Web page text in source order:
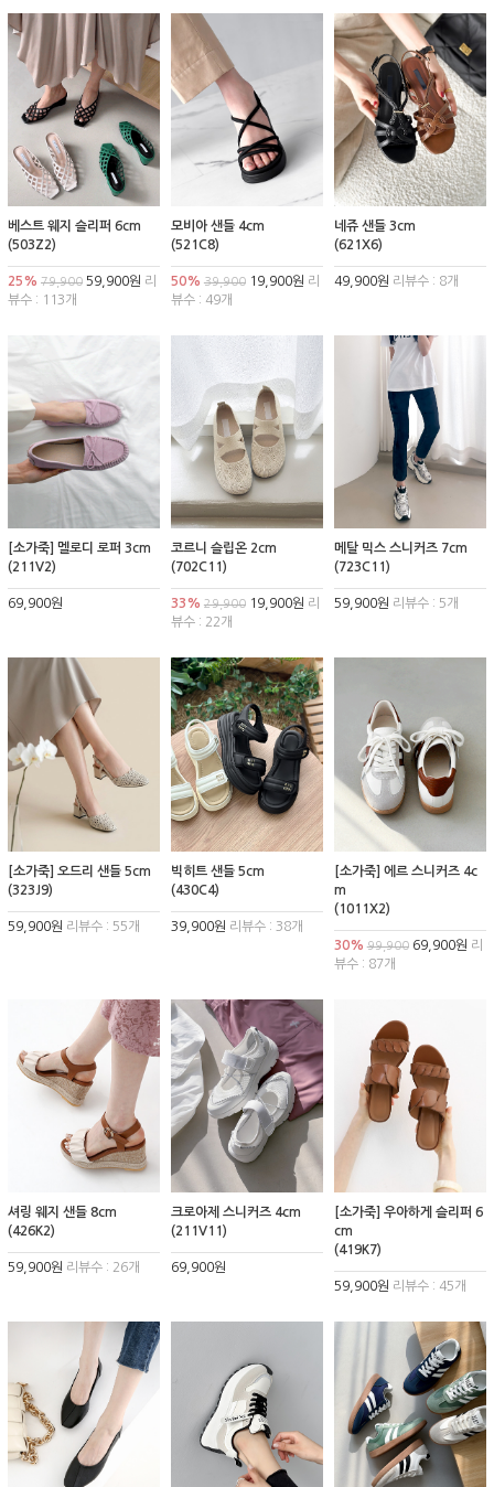
베스트 웨지 슬리퍼 6cm
(503Z2)
25% 79,900 59,900원 리
뷰수 : 113개
모비아 샌들 4cm
(521C8)
50% 39,90019,900원 리
뷰수 : 49개
네쥬 샌들 3cm
(621X6)
49,900원 리뷰수 : 8개
[소가죽] 멜로디 로퍼 3cm
(211V2)
69,900원
코르니 슬립온 2cm
(702C11)
33% 29,90019,900원 리
뷰수 : 22개
메탈 믹스 스니커즈 7cm
(723C11)
59,900원 리뷰수 : 5개
[소가죽] 오드리 샌들 5cm
(323J9)
59,900원 리뷰수 : 55개
빅히트 샌들 5cm
(430C4)
39,900원 리뷰수 : 38개
[소가죽] 에르 스니커즈 4c
m
(1011X2)
30% 99,90069,900원 리
뷰수 : 87개
셔링 웨지 샌들 8cm
(426K2)
59,900원 리뷰수 : 26개
크로아제 스니커즈 4cm
(211V11)
69,900원
[소가죽] 우아하게 슬리퍼 6
cm
(419K7)
59,900원 리뷰수 : 45개